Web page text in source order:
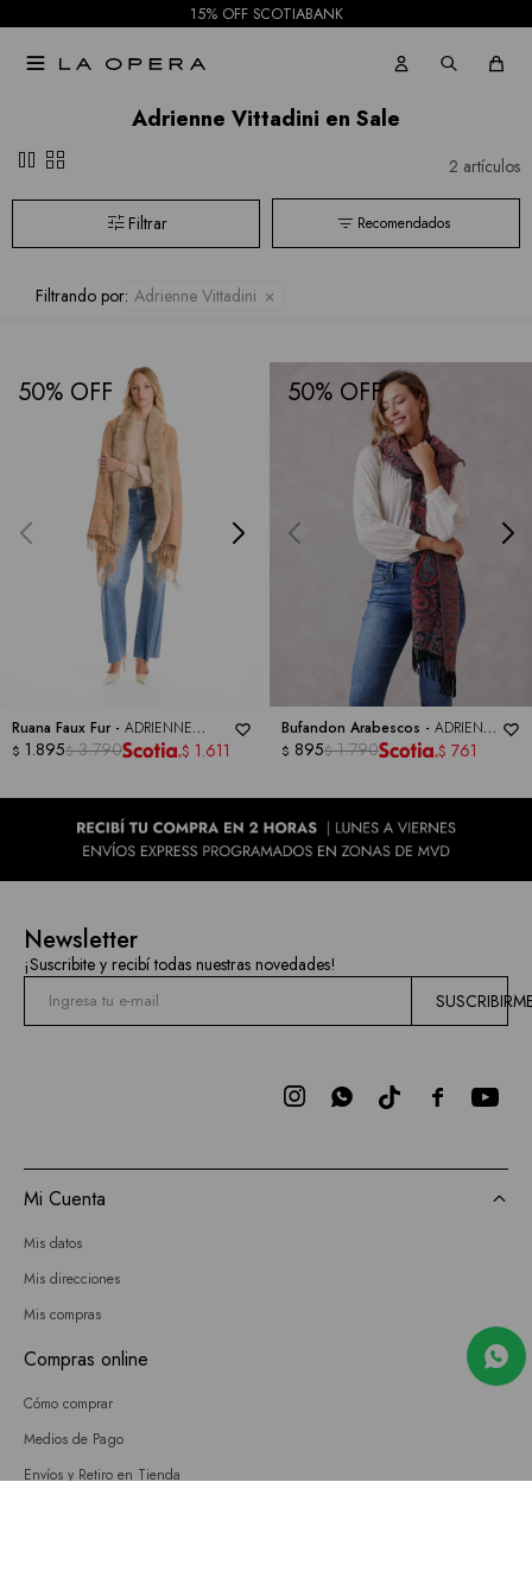
15% OFF SCOTIABANK

Adrienne Vittadini en Sale
pause grid_view 2 artículos
Recomendados
Filtrando por: Adrienne Vittadini
50
Ruana Faux Fur - ADRIENNE
VITTADINI
$ 1.895$ 3.790 $ 1.611
50
Bufandon Arabescos - ADRIENNE
VITTADINI
$ 895$ 1.790 $ 761
Newsletter
¡Suscribite y recibí todas nuestras novedades!

 
Mi Cuenta
Mis datos
Mis direcciones
Mis compras
Compras online
Cómo comprar
Medios de Pago
Envíos y Retiro en Tienda
Jeans
Mallas
BCBGMAXAZRIA